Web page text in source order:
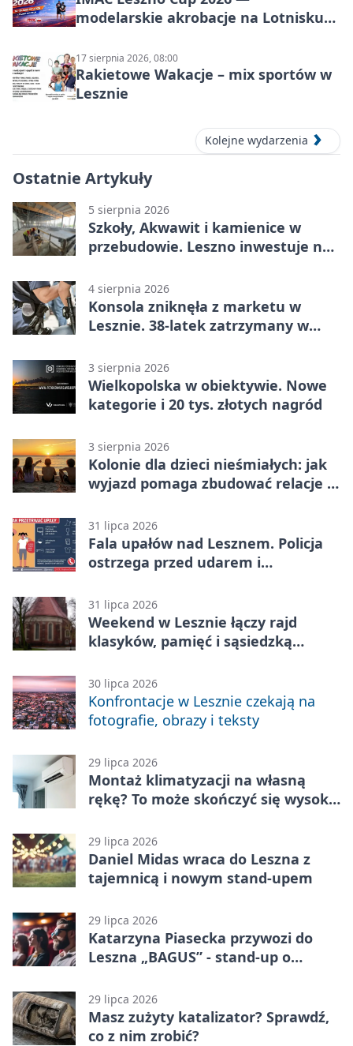
modelarskie akrobacje na Lotnisku
17 sierpnia 2026, 08:00
Rakietowe Wakacje – mix sportów w
Lesznie
Kolejne wydarzenia
Ostatnie Artykuły
5 sierpnia 2026
Szkoły, Akwawit i kamienice w
przebudowie. Leszno inwestuje na
4 sierpnia 2026
Konsola zniknęła z marketu w
Lesznie. 38-latek zatrzymany w
3 sierpnia 2026
Wielkopolska w obiektywie. Nowe
kategorie i 20 tys. złotych nagród
3 sierpnia 2026
Kolonie dla dzieci nieśmiałych: jak
wyjazd pomaga zbudować relacje z
31 lipca 2026
Fala upałów nad Lesznem. Policja
ostrzega przed udarem i
31 lipca 2026
Weekend w Lesznie łączy rajd
klasyków, pamięć i sąsiedzką
30 lipca 2026
Konfrontacje w Lesznie czekają na
fotografie, obrazy i teksty
29 lipca 2026
Montaż klimatyzacji na własną
rękę? To może skończyć się wysoką
29 lipca 2026
Daniel Midas wraca do Leszna z
tajemnicą i nowym stand-upem
29 lipca 2026
Katarzyna Piasecka przywozi do
Leszna „BAGUS” - stand-up o
29 lipca 2026
Masz zużyty katalizator? Sprawdź,
co z nim zrobić?